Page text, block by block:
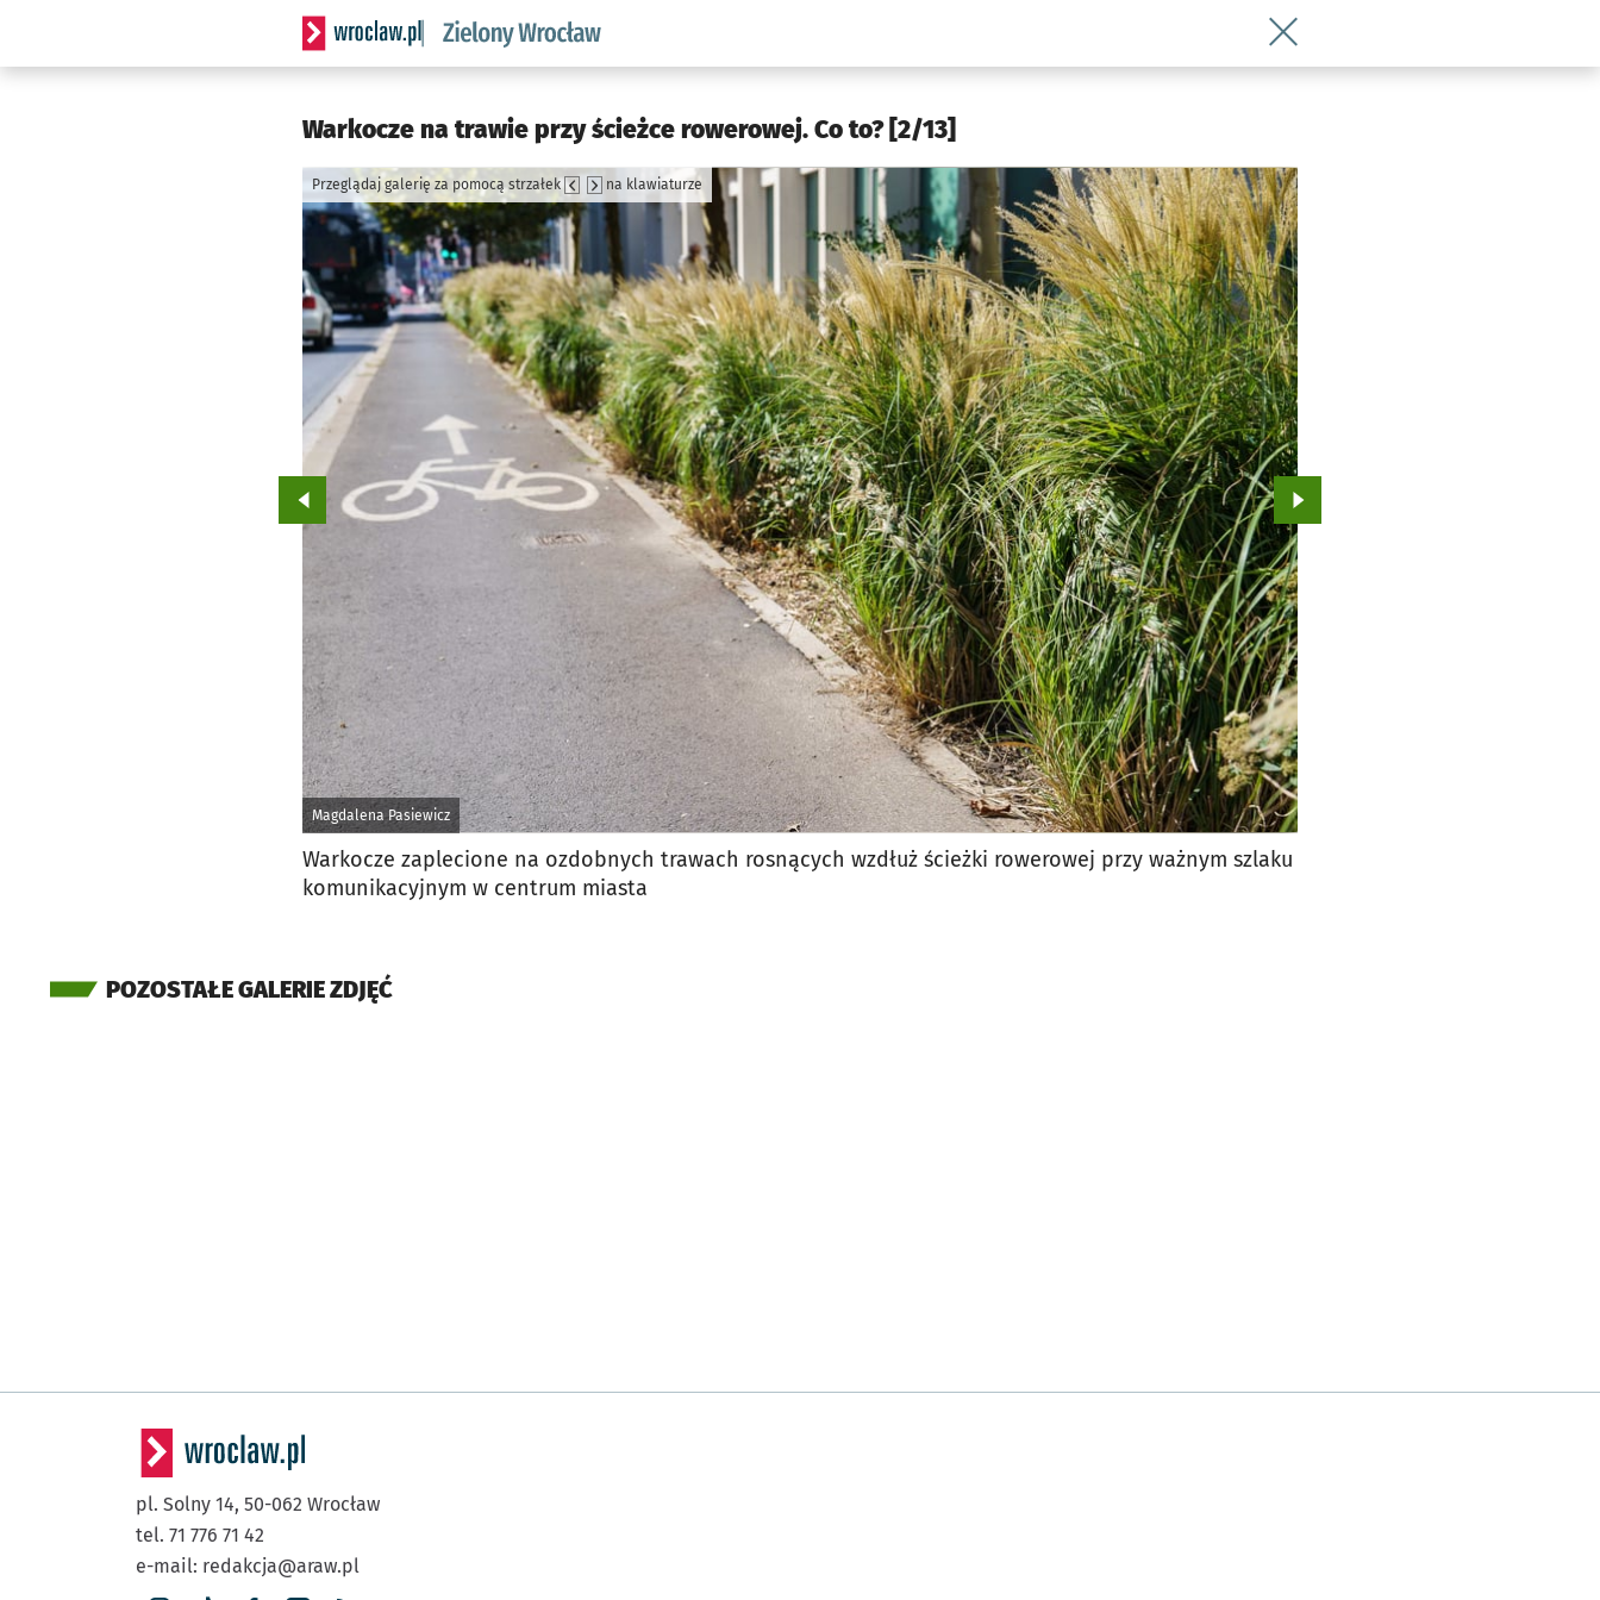
Serwis informacyjny wroclaw.pl podserwis: Środowisko we Wrocławiu
Wróć do artykułu Warkocze na trawie
Warkocze na trawie przy ścieżce rowerowej. Co to? [2/13]
Magdalena Pasiewicz
Przeglądaj galerię za pomocą strzałek na klawiaturze
Przejdź do poprzedniego zdjęcia. Przejdź do kolejnego zdjęcia.
Warkocze zaplecione na ozdobnych trawach rosnących wzdłuż ścieżki rowerowej przy ważnym szlaku
komunikacyjnym w centrum miasta
POZOSTAŁE GALERIE ZDJĘĆ
pl. Solny 14, 50-062 Wrocław
tel. 71 776 71 42
e-mail: redakcja@araw.pl